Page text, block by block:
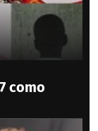
como